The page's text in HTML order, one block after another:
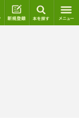
ログイン 新規登録